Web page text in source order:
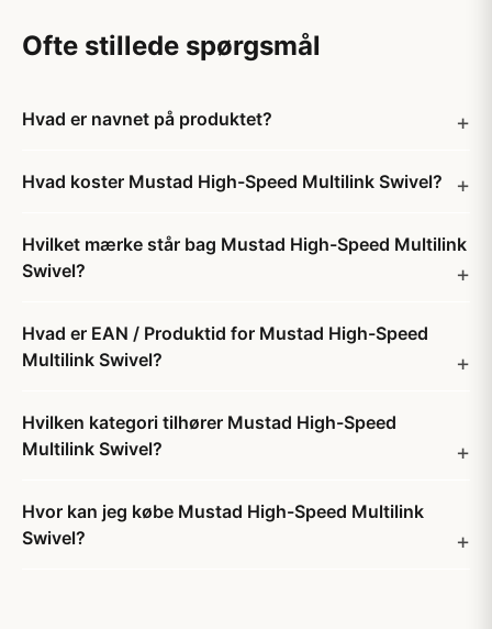
Ofte stillede spørgsmål
Hvad er navnet på produktet?
Hvad koster Mustad High-Speed Multilink Swivel?
Hvilket mærke står bag Mustad High-Speed Multilink
Swivel?
Hvad er EAN / Produktid for Mustad High-Speed
Multilink Swivel?
Hvilken kategori tilhører Mustad High-Speed
Multilink Swivel?
Hvor kan jeg købe Mustad High-Speed Multilink
Swivel?